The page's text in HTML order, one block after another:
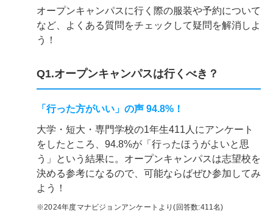
オープンキャンパスに行く際の服装や予約について
など、よくある質問をチェックして疑問を解消しよ
う！
Q1.オープンキャンパスは行くべき？
「行った方がいい」の声 94.8%！
大学・短大・専門学校の1年生411人にアンケート
をしたところ、94.8%が「行ったほうがよいと思
う」という結果に。オープンキャンパスは志望校を
決める参考になるので、可能ならばぜひ参加してみ
よう！
※2024年度マナビジョンアンケートより(回答数:411名)